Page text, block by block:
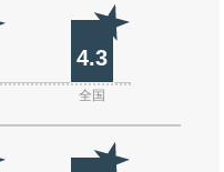
4.3
全国